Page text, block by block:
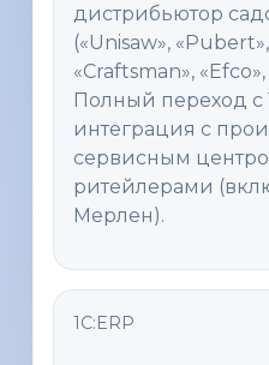
дистрибьютор
(«Unisaw»,
«Craftsman»,
Полный переход с
интеграция с
сервисным
ритейлерами
Мерлен).
1С:ERP